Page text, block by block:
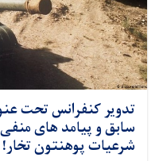
تدویر کنفرانس تحت
سابق و پیامد های
شرعیات پوهنتون تخار!